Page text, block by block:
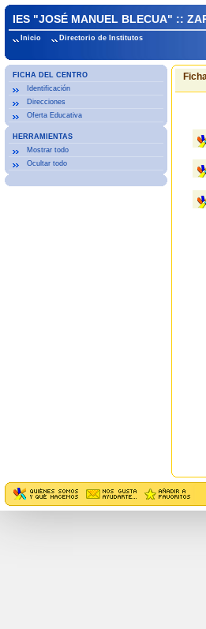
IES "JOSÉ MANUEL BLECUA" ::
Inicio Directorio de Institutos
FICHA DEL CENTRO
Identificación
Direcciones
Oferta Educativa
HERRAMIENTAS
Mostrar todo
Ocultar todo